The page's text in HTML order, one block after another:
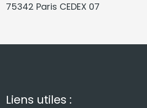
75342 Paris CEDEX 07
Liens utiles :